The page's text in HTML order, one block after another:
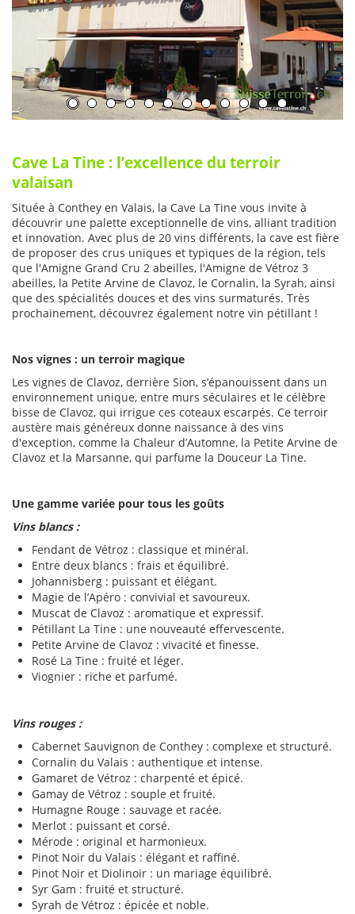
Cave La Tine : l’excellence du terroir
valaisan
Située à Conthey en Valais, la Cave La Tine vous invite à
découvrir une palette exceptionnelle de vins, alliant tradition
et innovation. Avec plus de 20 vins différents, la cave est fière
de proposer des crus uniques et typiques de la région, tels
que l'Amigne Grand Cru 2 abeilles, l'Amigne de Vétroz 3
abeilles, la Petite Arvine de Clavoz, le Cornalin, la Syrah, ainsi
que des spécialités douces et des vins surmaturés. Très
prochainement, découvrez également notre vin pétillant !
Nos vignes : un terroir magique
Les vignes de Clavoz, derrière Sion, s’épanouissent dans un
environnement unique, entre murs séculaires et le célèbre
bisse de Clavoz, qui irrigue ces coteaux escarpés. Ce terroir
austère mais généreux donne naissance à des vins
d'exception, comme la Chaleur d’Automne, la Petite Arvine de
Clavoz et la Marsanne, qui parfume la Douceur La Tine.
Une gamme variée pour tous les goûts
Vins blancs :
Fendant de Vétroz : classique et minéral.
Entre deux blancs : frais et équilibré.
Johannisberg : puissant et élégant.
Magie de l’Apéro : convivial et savoureux.
Muscat de Clavoz : aromatique et expressif.
Pétillant La Tine : une nouveauté effervescente.
Petite Arvine de Clavoz : vivacité et finesse.
Rosé La Tine : fruité et léger.
Viognier : riche et parfumé.
Vins rouges :
Cabernet Sauvignon de Conthey : complexe et structuré.
Cornalin du Valais : authentique et intense.
Gamaret de Vétroz : charpenté et épicé.
Gamay de Vétroz : souple et fruité.
Humagne Rouge : sauvage et racée.
Merlot : puissant et corsé.
Mérode : original et harmonieux.
Pinot Noir du Valais : élégant et raffiné.
Pinot Noir et Diolinoir : un mariage équilibré.
Syr Gam : fruité et structuré.
Syrah de Vétroz : épicée et noble.